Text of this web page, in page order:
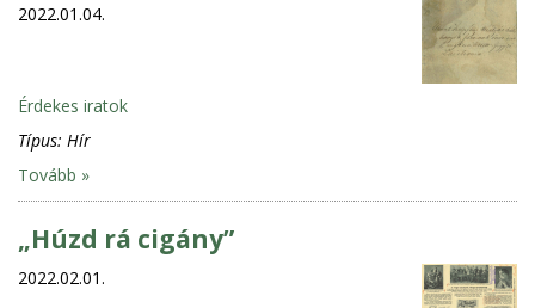
2022.01.04.
Érdekes iratok
Típus: Hír
Tovább »
„Húzd rá cigány”
2022.02.01.